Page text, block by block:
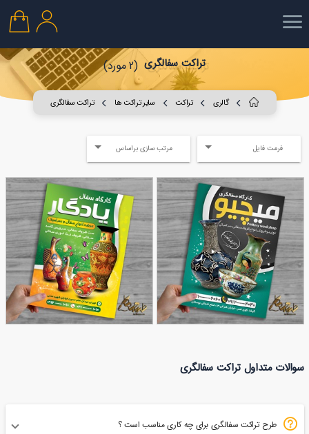
تراکت سفالگری (2 مورد)
گالری تراکت سایر تراکت ها تراکت سفالگری
فرمت فایل مرتب سازی براساس
سفالگری
سوالات متداول تراکت سفالگری
طرح تراکت سفالگری برای چه کاری مناسب است ؟